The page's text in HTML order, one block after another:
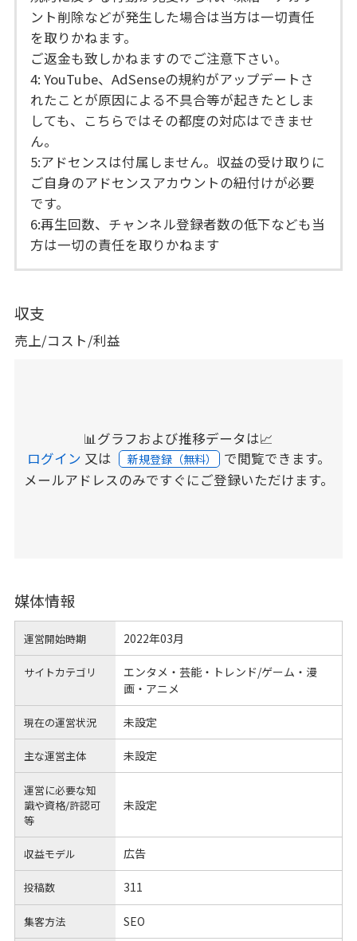
ント削除などが発生した場合は当方は一切責任
を取りかねます。
ご返金も致しかねますのでご注意下さい。
4: YouTube、AdSenseの規約がアップデートさ
れたことが原因による不具合等が起きたとしま
しても、こちらではその都度の対応はできませ
ん。
5:アドセンスは付属しません。収益の受け取りに
ご自身のアドセンスアカウントの紐付けが必要
です。
6:再生回数、チャンネル登録者数の低下なども当
方は一切の責任を取りかねます
収支
売上/コスト/利益
📊グラフおよび推移データは📈
ログイン 又は 新規登録（無料） で閲覧できます。
メールアドレスのみですぐにご登録いただけます。
媒体情報
運営開始時期 2022年03月
サイトカテゴリ
エンタメ・芸能・トレンド/ゲーム・漫
画・アニメ
現在の運営状況 未設定
主な運営主体 未設定
運営に必要な知
識や資格/許認可
等
未設定
収益モデル 広告
投稿数 311
集客方法 SEO